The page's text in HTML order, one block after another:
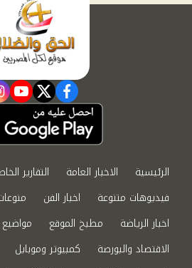
facebook
twitter
الرئيسية الاخبار العامة التقارير
فيديوهات متنوعة
اخبار الفن
اخبار الرياضة
مطبخ الموقع
الاقتصاد والبورصة
كمبيوتر وموبايل